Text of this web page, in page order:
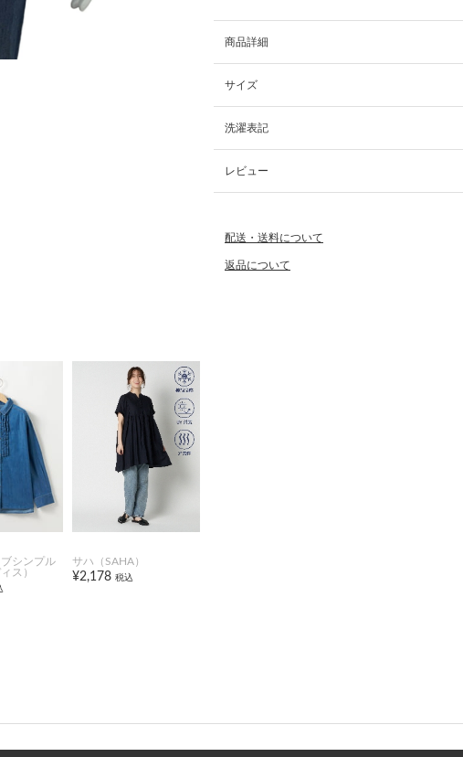
シンプル
ス）
サハ（SAHA）
¥2,178 税込
商品詳細
サイズ
洗濯表記
レビュー
配送・送料について
返品について